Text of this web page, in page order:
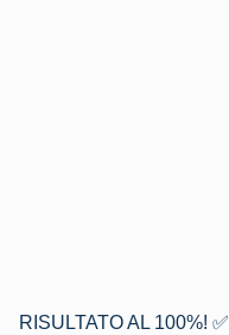
RISULTATO AL 100%! ✅